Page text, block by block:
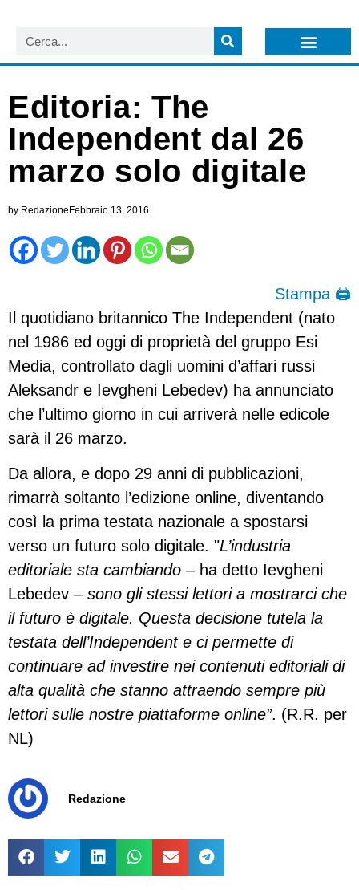
Editoria: The
Independent dal 26
marzo solo digitale
by Redazione Febbraio 13, 2016
Stampa 🖨
Il quotidiano britannico The Independent (nato
nel 1986 ed oggi di proprietà del gruppo Esi
Media, controllato dagli uomini d’affari russi
Aleksandr e Ievgheni Lebedev) ha annunciato
che l’ultimo giorno in cui arriverà nelle edicole
sarà il 26 marzo.
Da allora, e dopo 29 anni di pubblicazioni,
rimarrà soltanto l’edizione online, diventando
così la prima testata nazionale a spostarsi
verso un futuro solo digitale. "L’industria
editoriale sta cambiando – ha detto Ievgheni
Lebedev – sono gli stessi lettori a mostrarci che
il futuro è digitale. Questa decisione tutela la
testata dell’Independent e ci permette di
continuare ad investire nei contenuti editoriali di
alta qualità che stanno attraendo sempre più
lettori sulle nostre piattaforme online”. (R.R. per
NL)
Redazione